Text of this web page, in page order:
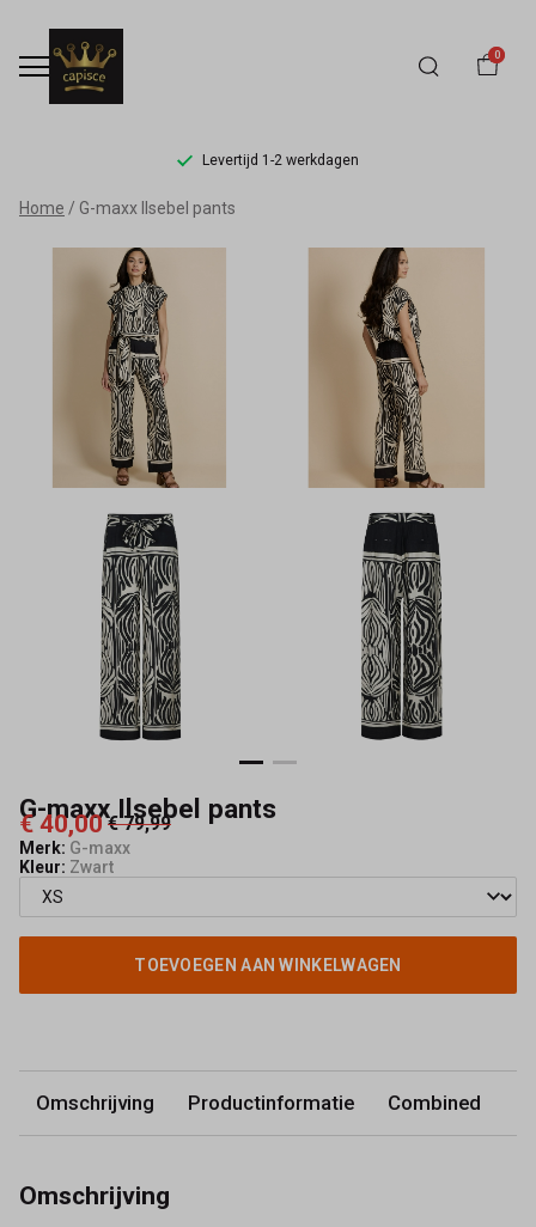
0
Levertijd 1-2 werkdagen
G-
maxx
Ilsebel
pants
Capisce
Mode
Home G-maxx Ilsebel pants
G-maxx Ilsebel pants
€ 40,00 € 79,99
Merk: G-maxx
Kleur: Zwart
TOEVOEGEN AAN WINKELWAGEN
Omschrijving Productinformatie Combined
Omschrijving